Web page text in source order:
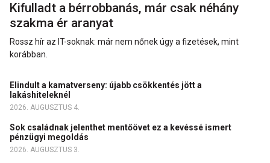
Kifulladt a bérrobbanás, már csak néhány
szakma ér aranyat
Rossz hír az IT-soknak: már nem nőnek úgy a fizetések, mint
korábban.
Elindult a kamatverseny: újabb csökkentés jött a
lakáshiteleknél
2026. AUGUSZTUS 4.
Sok családnak jelenthet mentőövet ez a kevéssé ismert
pénzügyi megoldás
2026. AUGUSZTUS 3.